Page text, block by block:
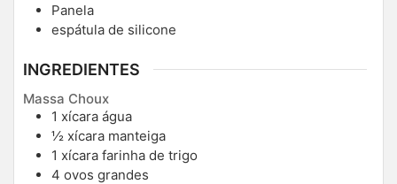
Panela
espátula de silicone
INGREDIENTES
Massa Choux
1 xícara água
½ xícara manteiga
1 xícara farinha de trigo
4 ovos grandes